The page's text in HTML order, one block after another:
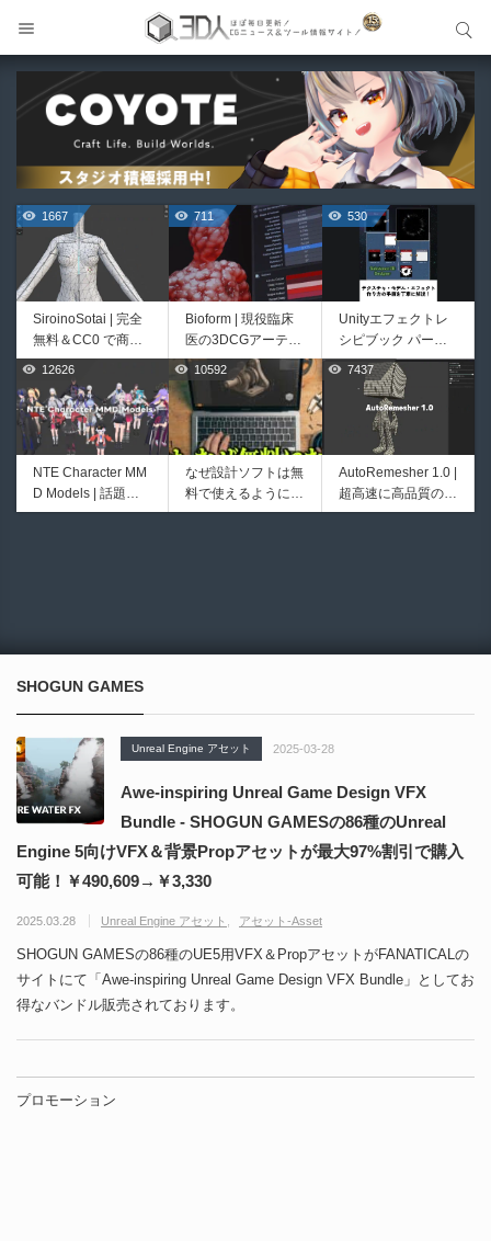
1667
SiroinoSotai | 完全
無料＆CC0 で商用
利用OKなVRChat向
け共通素体3Dモデ
ルが正式リリース！
程よいポリ数＆トポ
ロジーにも注目！
711
Bioform | 現役臨床
医の3DCGアーティ
ストが実際の解剖学
に基づいて構築した
プロシージャルな生
物学的Blenderマテ
リアルアセットアド
オン！無料お試し版
もあるよ！
530
Unityエフェクトレ
シピブック パーツ
を組み合わせて作れ
る | ktk.kumamoto氏
によるUnity向けエ
フェクト教本が202
6年7月13日に発
売！
444
HeyGears G1 | 世界
初のデスクトップ型
フルカラー3D＆UV
426
Directive Utilities |
ブループリントライ
ブラリやエディタス
12626
NTE Character MM
D Models | 話題の
ゲーム『NTE（Nev
10592
なぜ設計ソフトは無
料で使えるようにな
ったのか──3D-CA
7437
AutoRemesher 1.0 |
超高速に高品質のク
ワッドポリゴンでリ
能な伸縮式ライトセ
ーバーの開発メイキ
nderのドキュメン
er向けAIエージェン
CGMatter
SHOGUN GAMES
Unreal Engine アセット 2025-03-28
Awe-inspiring Unreal Game Design VFX
Bundle - SHOGUN GAMESの86種のUnreal
Engine 5向けVFX＆背景Propアセットが最大97%割引で購入
可能！￥490,609→￥3,330
2025.03.28 Unreal Engine アセット アセット-Asset
SHOGUN GAMESの86種のUE5用VFX＆PropアセットがFANATICALの
サイトにて「Awe-inspiring Unreal Game Design VFX Bundle」としてお
得なバンドル販売されております。
プロモーション
サイト内検索